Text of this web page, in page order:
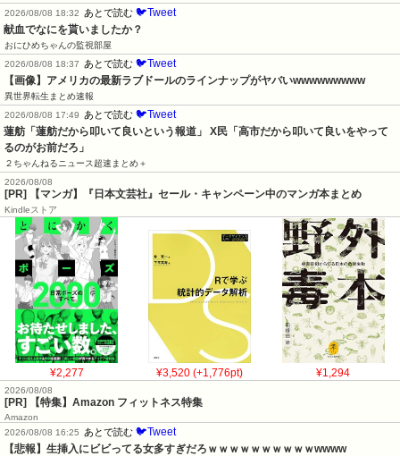
2026/08/08 18:32 あとで読む 🐦Tweet
献血でなにを貰いましたか？
おにひめちゃんの監視部屋
2026/08/08 18:37
あとで読む 🐦Tweet
【画像】アメリカの最新ラブドールのラインナップがヤバいwwwwwwwww
異世界転生まとめ速報
2026/08/08 17:49
あとで読む 🐦Tweet
蓮舫「蓮舫だから叩いて良いという報道」 X民「高市だから叩いて良いをやって
るのがお前だろ」
２ちゃんねるニュース超速まとめ＋
2026/08/08
[PR] 【マンガ】『日本文芸社』セール・キャンペーン中のマンガ本まとめ
Kindleストア
¥2,277 ¥3,520 (+1,776pt) ¥1,294
2026/08/08
[PR] 【特集】Amazon フィットネス特集
Amazon
2026/08/08 16:25
あとで読む 🐦Tweet
【悲報】生挿入にビビってる女多すぎだろｗｗｗｗｗｗｗｗｗｗwwww